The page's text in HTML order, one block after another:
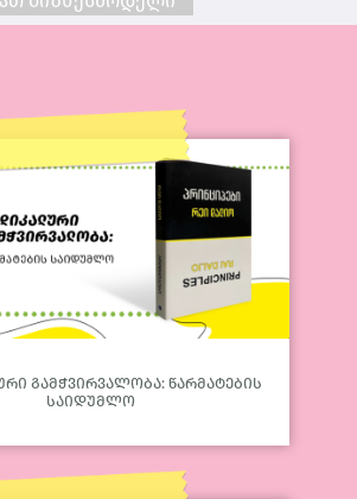
გამჭვირვალობა: წარმატების
საიდუმლო